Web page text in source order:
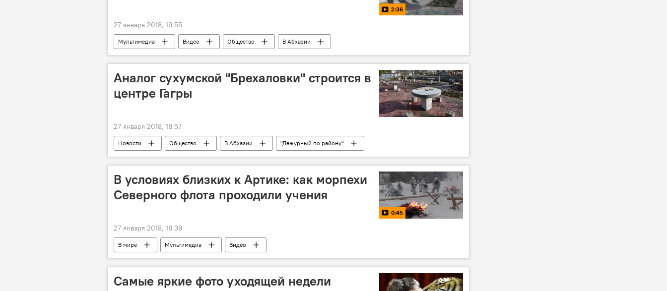
2:36
27 января 2018, 19:55
Мультимедиа Видео Общество В Абхазии
Аналог сухумской "Брехаловки" строится в
центре Гагры
27 января 2018, 18:57
Новости Общество В Абхазии "Дежурный по району"
В условиях близких к Артике: как морпехи
Северного флота проходили учения
0:45
27 января 2018, 18:39
В мире Мультимедиа Видео
Самые яркие фото уходящей недели